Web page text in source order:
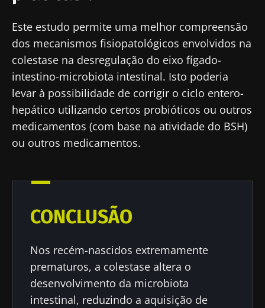
Este estudo permite uma melhor compreensão
dos mecanismos fisiopatológicos envolvidos na
colestase na desregulação do eixo fígado-
intestino-microbiota intestinal. Isto poderia
levar à possibilidade de corrigir o ciclo entero-
hepático utilizando certos probióticos ou outros
medicamentos (com base na atividade do BSH)
ou outros medicamentos.
CONCLUSÃO
Nos recém-nascidos extremamente
prematuros, a colestase altera o
desenvolvimento da microbiota
intestinal, reduzindo a aquisição de